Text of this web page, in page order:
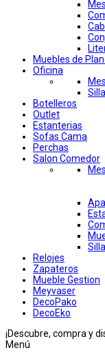
Muebles de
Oficina
Botelleros
Outlet
Estanterias
Sofas Cama
Perchas
Salon Comedor
Relojes
Zapateros
Mueble Gestion
Meyvaser
DecoPako
DecoEko
¡Descubre, compra y
Menú